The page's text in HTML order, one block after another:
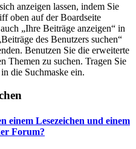
anzeigen lassen, indem Sie
oben auf der Boardseite
„Ihre Beiträge anzeigen“ in
des Benutzers suchen“
Benutzen Sie die erweiterte
Themen zu suchen. Tragen Sie
die Suchmaske ein.
einem Lesezeichen und einem
Forum?